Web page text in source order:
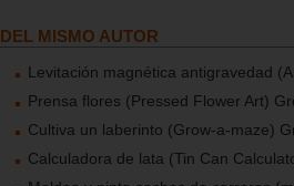
DEL MISMO AUTOR
Levitación magnética antigravedad
Prensa flores (Pressed Flower Art)
Cultiva un laberinto (Grow-a-maze)
Calculadora de lata (Tin Can